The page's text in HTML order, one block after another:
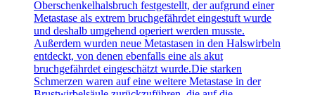
Oberschenkelhalsbruch festgestellt, der aufgrund einer
Metastase als extrem bruchgefährdet eingestuft wurde
und deshalb umgehend operiert werden musste.
Außerdem wurden neue Metastasen in den Halswirbeln
entdeckt, von denen ebenfalls eine als akut
bruchgefährdet eingeschätzt wurde.Die starken
Schmerzen waren auf eine weitere Metastase in der